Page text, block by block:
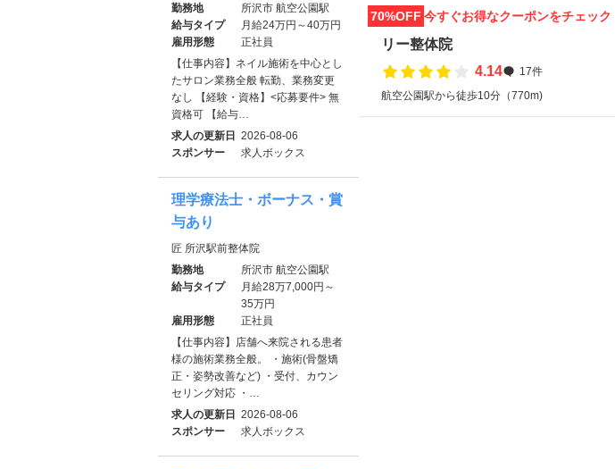
70%OFF 今すぐお得なクーポンをチェック
リー整体院
4.14
17件
航空公園駅から徒歩10分（770m)
勤務地
所沢市 航空公園駅
給与タイプ
月給24万円～40万円
雇用形態
正社員
【仕事内容】ネイル施術を中心とし
たサロン業務全般 転勤、業務変更
なし 【経験・資格】<応募要件> 無
資格可 【給与…
求人の更新日 2026-08-06
スポンサー
求人ボックス
理学療法士・ボーナス・賞
与あり
匠 所沢駅前整体院
勤務地
所沢市 航空公園駅
給与タイプ
月給28万7,000円～
35万円
雇用形態
正社員
【仕事内容】店舗へ来院される患者
様の施術業務全般。 ・施術(骨盤矯
正・姿勢改善など) ・受付、カウン
セリング対応 ・…
求人の更新日 2026-08-06
スポンサー
求人ボックス